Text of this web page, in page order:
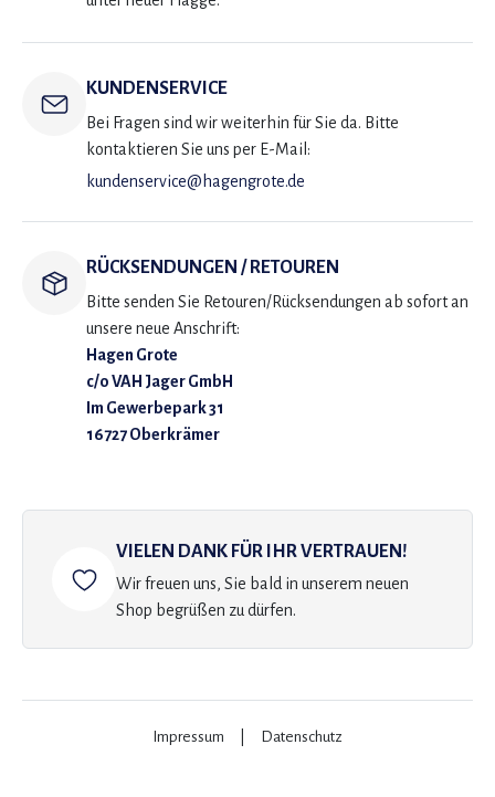
KUNDENSERVICE
Bei Fragen sind wir weiterhin für Sie da. Bitte
kontaktieren Sie uns per E-Mail:
kundenservice@hagengrote.de
RÜCKSENDUNGEN / RETOUREN
Bitte senden Sie Retouren/Rücksendungen ab sofort an
unsere neue Anschrift:
Hagen Grote
c/o VAH Jager GmbH
Im Gewerbepark 31
16727 Oberkrämer
VIELEN DANK FÜR IHR VERTRAUEN!
Wir freuen uns, Sie bald in unserem neuen
Shop begrüßen zu dürfen.
Impressum Datenschutz